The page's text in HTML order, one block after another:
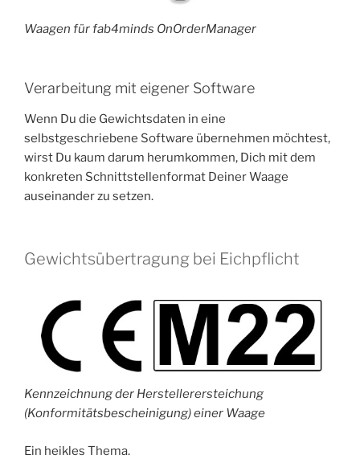
Waagen für fab4minds OnOrderManager
Verarbeitung mit eigener Software
Wenn Du die Gewichtsdaten in eine
selbstgeschriebene Software übernehmen möchtest,
wirst Du kaum darum herumkommen, Dich mit dem
konkreten Schnittstellenformat Deiner Waage
auseinander zu setzen.
Gewichtsübertragung bei Eichpflicht
Kennzeichnung der Herstellerersteichung
(Konformitätsbescheinigung) einer Waage
Ein heikles Thema.